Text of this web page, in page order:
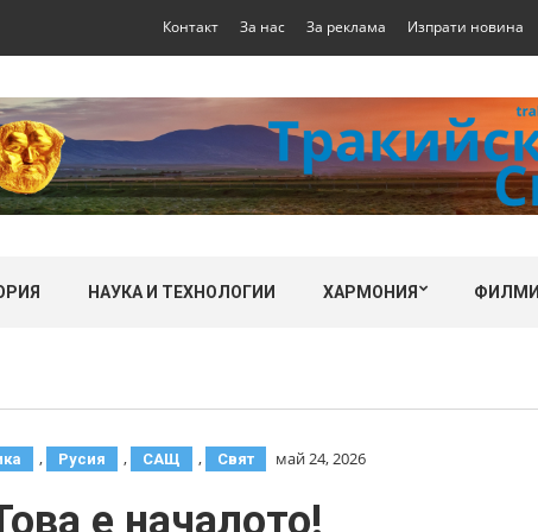
Контакт За нас За реклама Изпрати новина
НАУКА И ТЕХНОЛОГИИ ХАРМОНИЯ ФИЛМИ
, Русия , САЩ , Свят май 24, 2026
е началото!